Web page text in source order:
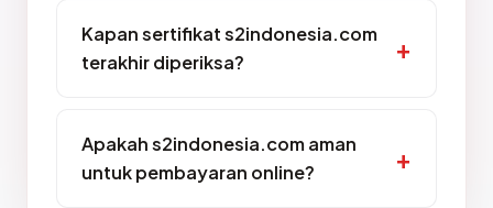
Kapan sertifikat s2indonesia.com
terakhir diperiksa?
Apakah s2indonesia.com aman
untuk pembayaran online?